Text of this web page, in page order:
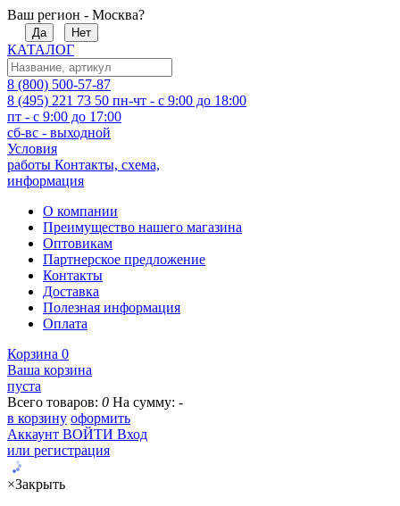
Ваш регион - Москва?
Да Нет
КАТАЛОГ
8 (800) 500-57-87
8 (495) 221 73 50 пн-чт - с 9:00 до 18:00
пт - с 9:00 до 17:00
сб-вс - выходной
Условия
работы Контакты, схема,
информация
О компании
Преимущество нашего магазина
Оптовикам
Партнерское предложение
Контакты
Доставка
Полезная информация
Оплата
Корзина 0
Ваша корзина
пуста
Всего товаров: 0 На сумму: -
в корзину оформить
Аккаунт ВОЙТИ Вход
или регистрация
×Закрыть